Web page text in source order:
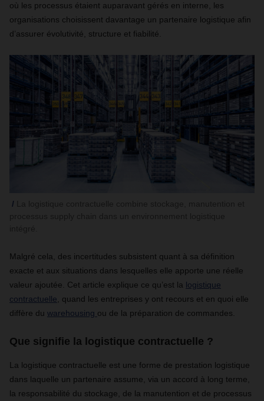
où les processus étaient auparavant gérés en interne, les
organisations choisissent davantage un partenaire logistique afin
d’assurer évolutivité, structure et fiabilité.
Malgré cela, des incertitudes subsistent quant à sa définition
exacte et aux situations dans lesquelles elle apporte une réelle
valeur ajoutée. Cet article explique ce qu’est la logistique
contractuelle , quand les entreprises y ont recours et en quoi elle
diffère du warehousing ou de la préparation de commandes.
Que signifie la logistique contractuelle ?
La logistique contractuelle est une forme de prestation logistique
dans laquelle un partenaire assume, via un accord à long terme,
la responsabilité du stockage, de la manutention et de processus